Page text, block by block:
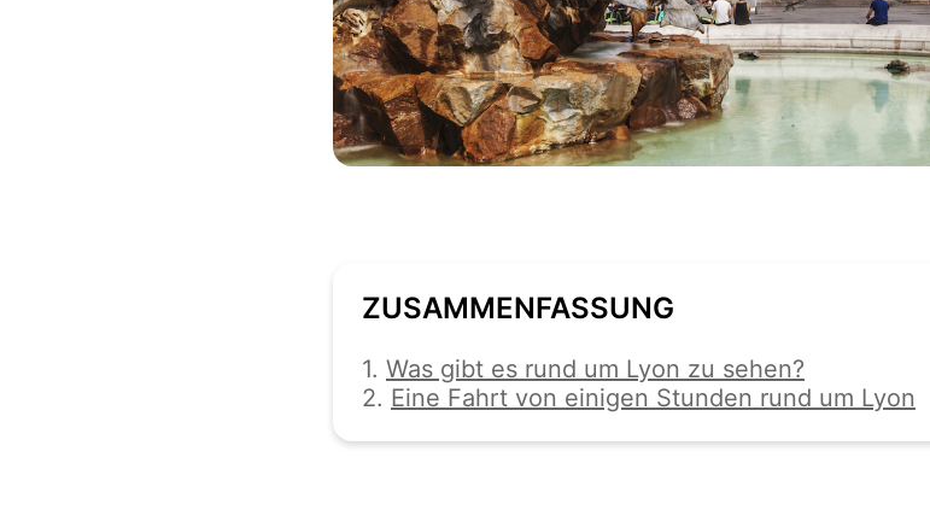
ZUSAMMENFASSUNG
1. Was gibt es rund um Lyon zu sehen?
2. Eine Fahrt von einigen Stunden rund um Lyon